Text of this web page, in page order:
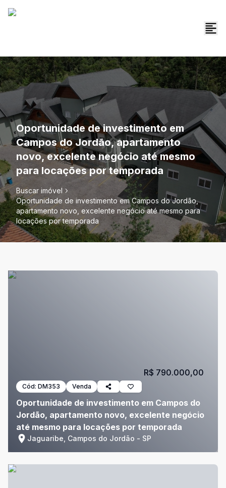
Oportunidade de investimento em
Campos do Jordão, apartamento
novo, excelente negócio até mesmo
para locações por temporada
Buscar imóvel
Oportunidade de investimento em Campos do Jordão,
apartamento novo, excelente negócio até mesmo para
locações por temporada
Cód: DM353 Venda
Oportunidade de investimento em Campos do
Jordão, apartamento novo, excelente negócio
até mesmo para locações por temporada
Jaguaribe, Campos do Jordão - SP
R$ 790.000,00